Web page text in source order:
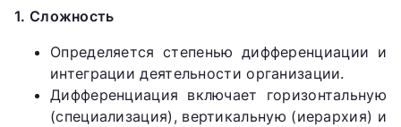
1. Сложность
Определяется степенью дифференциации и
интеграции деятельности организации.
Дифференциация включает горизонтальную
(специализация), вертикальную (иерархия) и